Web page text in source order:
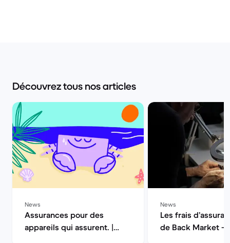
Découvrez tous nos articles
News
Assurances pour des
appareils qui assurent. |
News
Les frais
de Back Market